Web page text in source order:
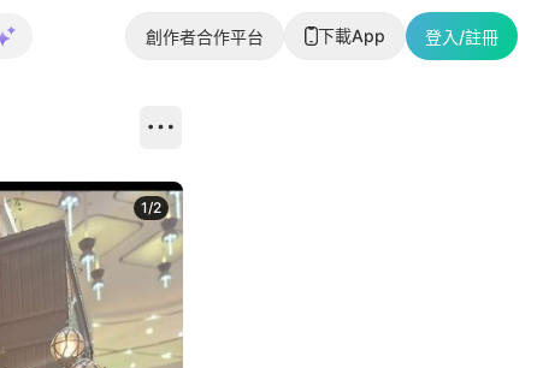
創作者合作平台 下載App 登入/註冊
1/2